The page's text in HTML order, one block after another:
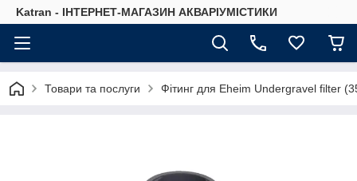
Katran - ІНТЕРНЕТ-МАГАЗИН АКВАРІУМІСТИКИ
Товари та послуги Фітинг для Eheim Undergravel filter